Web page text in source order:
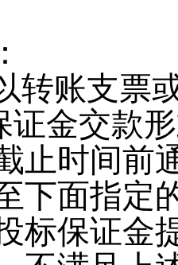
转账支票
证金交款
止时间前
下面指定
标保证金